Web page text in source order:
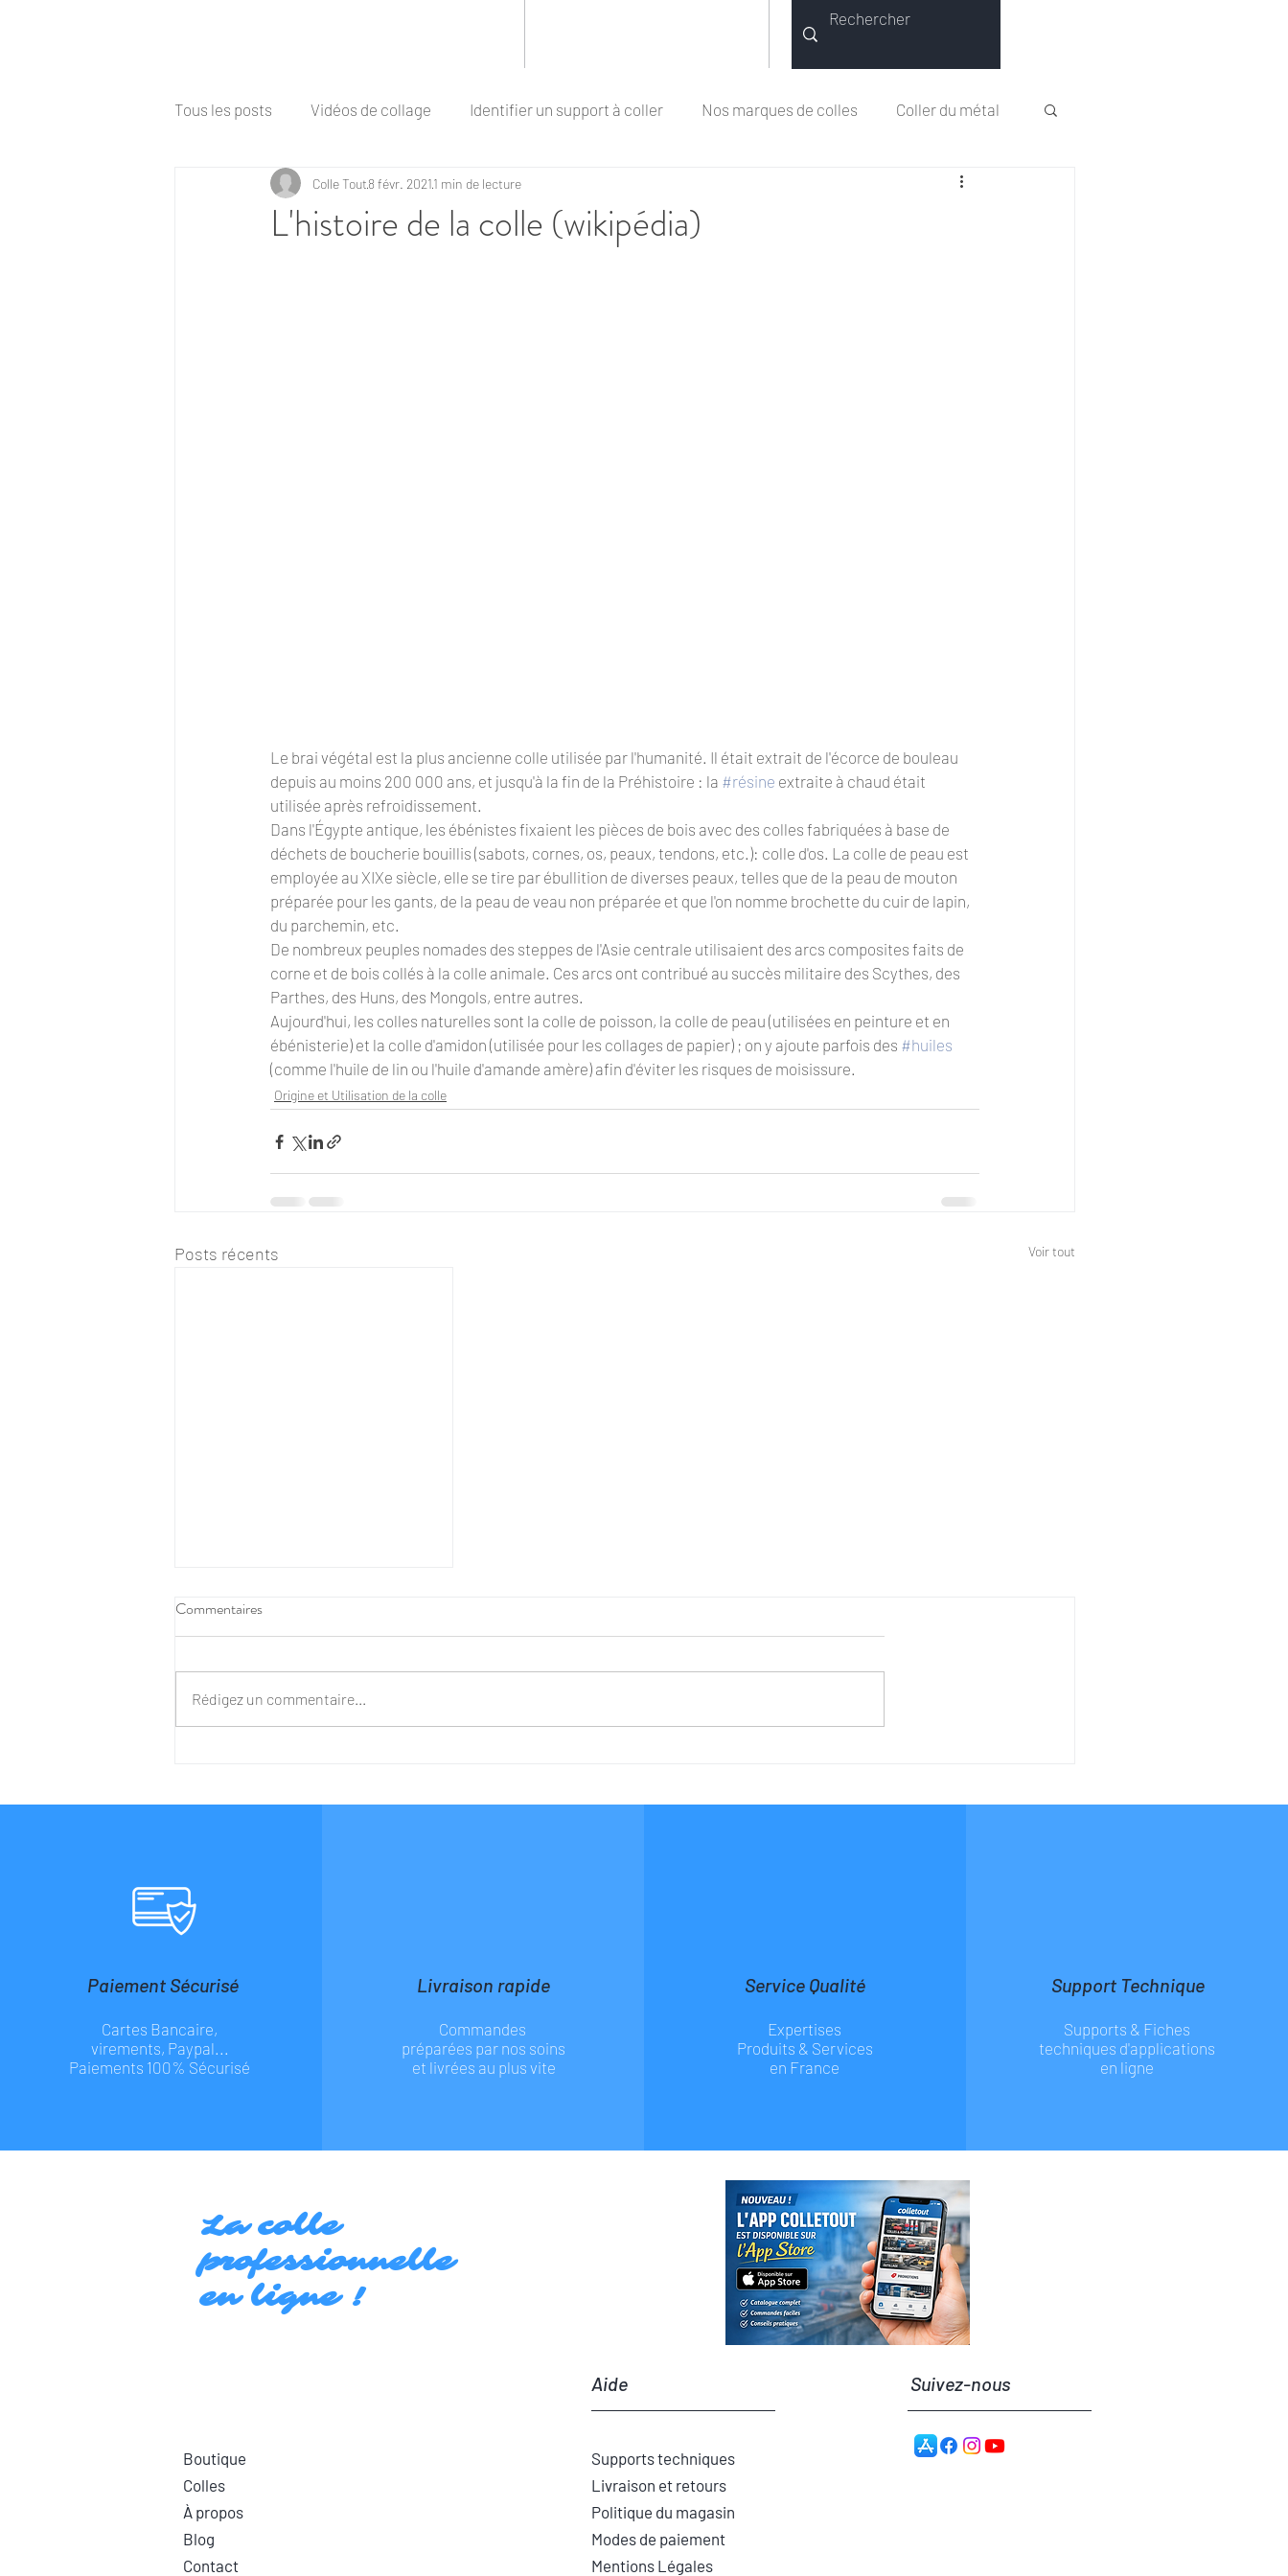
Tous les posts Vidéos de collage Identifier un support à coller Nos marques de colles Coller du métal
Coller du plastique Coller du verre Origine et Utilisation de la colle Conseils techniques
L'histoire de la colle (wikipédia)
Colle Tout8 févr. 20211 min de lecture
Le brai végétal est la plus ancienne colle utilisée par l'humanité. Il était extrait de l'écorce de bouleau
depuis au moins 200 000 ans, et jusqu'à la fin de la Préhistoire : la #résine extraite à chaud était
utilisée après refroidissement.
Dans l'Égypte antique, les ébénistes fixaient les pièces de bois avec des colles fabriquées à base de
déchets de boucherie bouillis (sabots, cornes, os, peaux, tendons, etc.): colle d'os. La colle de peau est
employée au XIXe siècle, elle se tire par ébullition de diverses peaux, telles que de la peau de mouton
préparée pour les gants, de la peau de veau non préparée et que l'on nomme brochette du cuir de lapin,
du parchemin, etc.
De nombreux peuples nomades des steppes de l'Asie centrale utilisaient des arcs composites faits de
corne et de bois collés à la colle animale. Ces arcs ont contribué au succès militaire des Scythes, des
Parthes, des Huns, des Mongols, entre autres.
Aujourd'hui, les colles naturelles sont la colle de poisson, la colle de peau (utilisées en peinture et en
ébénisterie) et la colle d'amidon (utilisée pour les collages de papier) ; on y ajoute parfois des #huiles
(comme l'huile de lin ou l'huile d'amande amère) afin d'éviter les risques de moisissure.
Origine et Utilisation de la colle
Posts récents Voir tout
Commentaires
Rédigez un commentaire...
Paiement Sécurisé
Cartes Bancaire,
virements, Paypal...
Paiements 100% Sécurisé
Livraison rapide
Commandes
préparées par nos soins
et livrées au plus vite
Service Qualité
Expertises
Produits & Services
en France
Support Technique
Supports & Fiches
techniques d'applications
en ligne
La colle
professionnelle
en ligne !
Boutique
Colles
À propos
Blog
Contact
Aide
Supports techniques
Livraison et retours
Politique du magasin
Modes de paiement
Mentions Légales
Suivez-nous